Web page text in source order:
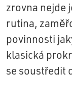
zrovna nejde
rutina,
povinnosti
klasická
se soustředit